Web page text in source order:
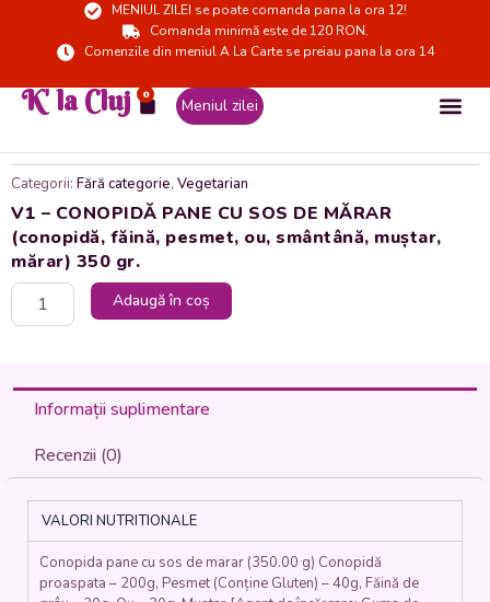
MENIUL ZILEI se poate comanda pana la ora 12!
Comanda minimă este de 120 RON.
Comenzile din meniul A La Carte se preiau pana la ora 14
K' la Cluj 0
Cart Meniul zilei
Categorii: Fără categorie, Vegetarian
V1 – CONOPIDĂ PANE CU SOS DE MĂRAR
(conopidă, făină, pesmet, ou, smântână, muștar,
mărar) 350 gr.
Cantitate
MĂRAR
făină,
smântână,
muștar,
Adaugă în coș
Informații suplimentare
Recenzii (0)
VALORI NUTRITIONALE
Conopida pane cu sos de marar (350.00 g) Conopidă
proaspata – 200g, Pesmet (Conține Gluten) – 40g, Făină de